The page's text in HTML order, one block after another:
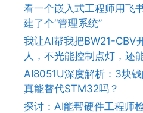
看一个嵌入式工程师用飞
建了个“管理系统”
我让AI帮我把BW21-CBV
人，不光能控制点灯，还
AI8051U深度解析：3块
真能替代STM32吗？
探讨：AI能帮硬件工程师